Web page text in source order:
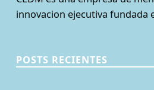
innovacion ejecutiva fundada
POSTS RECIENTES